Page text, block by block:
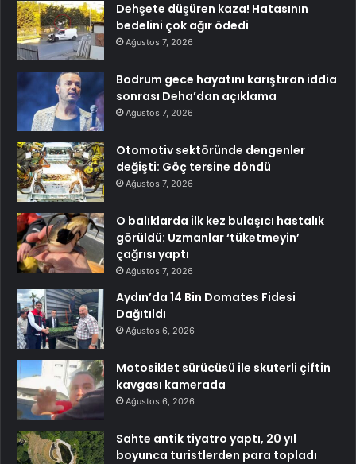
Dehşete düşüren kaza! Hatasının
bedelini çok ağır ödedi
Ağustos 7, 2026
Bodrum gece hayatını karıştıran iddia
sonrası Deha’dan açıklama
Ağustos 7, 2026
Otomotiv sektöründe dengenler
değişti: Göç tersine döndü
Ağustos 7, 2026
O balıklarda ilk kez bulaşıcı hastalık
görüldü: Uzmanlar ‘tüketmeyin’
çağrısı yaptı
Ağustos 7, 2026
Aydın’da 14 Bin Domates Fidesi
Dağıtıldı
Ağustos 6, 2026
Motosiklet sürücüsü ile skuterli çiftin
kavgası kamerada
Ağustos 6, 2026
Sahte antik tiyatro yaptı, 20 yıl
boyunca turistlerden para topladı